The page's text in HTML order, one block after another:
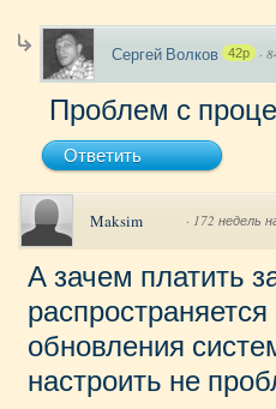
Сергей Волков 42p ·
Проблем с
Ответить
Maksim · 172 недель
А зачем платить
обновления
настроить не